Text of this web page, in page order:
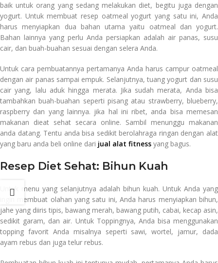
baik untuk orang yang sedang melakukan diet, begitu juga dengan
yogurt. Untuk membuat resep oatmeal yogurt yang satu ini, Anda
harus menyiapkan dua bahan utama yaitu oatmeal dan yogurt.
Bahan lainnya yang perlu Anda persiapkan adalah air panas, susu
cair, dan buah-buahan sesuai dengan selera Anda.
Untuk cara pembuatannya pertamanya Anda harus campur oatmeal
dengan air panas sampai empuk. Selanjutnya, tuang yogurt dan susu
cair yang, lalu aduk hingga merata. Jika sudah merata, Anda bisa
tambahkan buah-buahan seperti pisang atau strawberry, blueberry,
raspberry dan yang lainnya. jika hal ini ribet, anda bisa memesan
makanan dieat sehat secara online. Sambil menunggu makanan
anda datang. Tentu anda bisa sedikit berolahraga ringan dengan alat
yang baru anda beli online dari jual alat fitness yang bagus.
Resep Diet Sehat: Bihun Kuah
Untuk menu yang selanjutnya adalah bihun kuah. Untuk Anda yang
ingin membuat olahan yang satu ini, Anda harus menyiapkan bihun,
jahe yang diiris tipis, bawang merah, bawang putih, cabai, kecap asin,
sedikit garam, dan air. Untuk Toppingnya, Anda bisa menggunakan
topping favorit Anda misalnya seperti sawi, wortel, jamur, dada
ayam rebus dan juga telur rebus.